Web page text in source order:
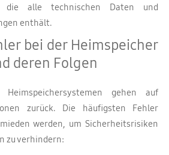
die alle technischen Daten und
enthält.
bei der Heimspeicher
deren Folgen
gehen auf
zurück. Die häufigsten Fehler
werden, um Sicherheitsrisiken
zu verhindern: